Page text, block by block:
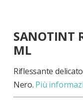
all'inizio
della
galleria
di
immagini
SANOTINT
ML
Riflessante
Nero. Più